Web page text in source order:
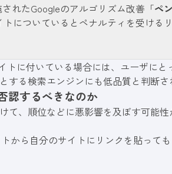
されたGoogleのアルゴリズム改善「ペ
トについているとペナルティを受ける
トに付いている場合には、ユーザに
する検索エンジンにも低品質と判断さ
認するべきなのか
て、順位などに悪影響を及ぼす可能
から自分のサイトにリンクを貼って